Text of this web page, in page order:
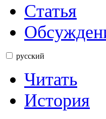
Статья
русский
Читать
История